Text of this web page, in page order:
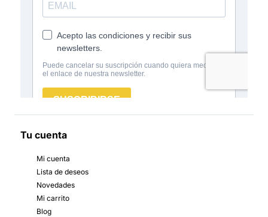
Tu cuenta
Mi cuenta
Lista de deseos
Novedades
Mi carrito
Blog